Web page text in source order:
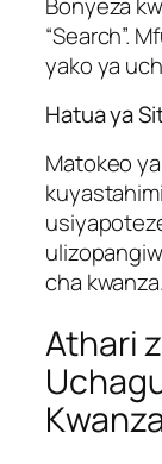
“Search”.
yako ya
Hatua ya
Matokeo
cha kwanza.
Athari